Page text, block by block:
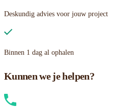
Deskundig advies voor jouw project
Binnen 1 dag al ophalen
Kunnen we je helpen?